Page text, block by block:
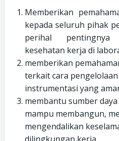
Memberikan
kepada seluruh pihak
perihal pentingnya
kesehatan kerja di
memberikan
terkait cara
instrumentasi yang
membantu sumber
mampu membangun,
mengendalikan